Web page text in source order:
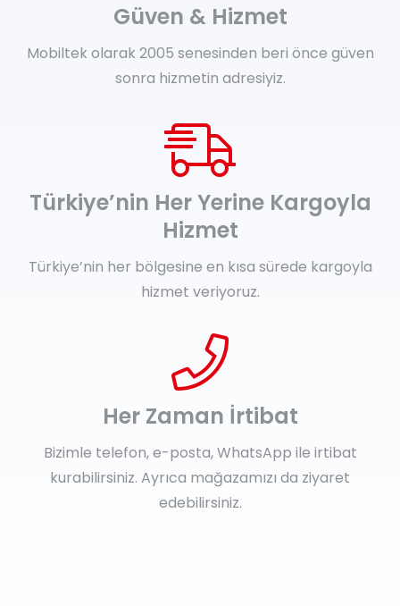
Güven & Hizmet
Mobiltek olarak 2005 senesinden beri önce güven
sonra hizmetin adresiyiz.
Türkiye’nin Her Yerine Kargoyla
Hizmet
Türkiye’nin her bölgesine en kısa sürede kargoyla
hizmet veriyoruz.
Her Zaman İrtibat
Bizimle telefon, e-posta, WhatsApp ile irtibat
kurabilirsiniz. Ayrıca mağazamızı da ziyaret
edebilirsiniz.